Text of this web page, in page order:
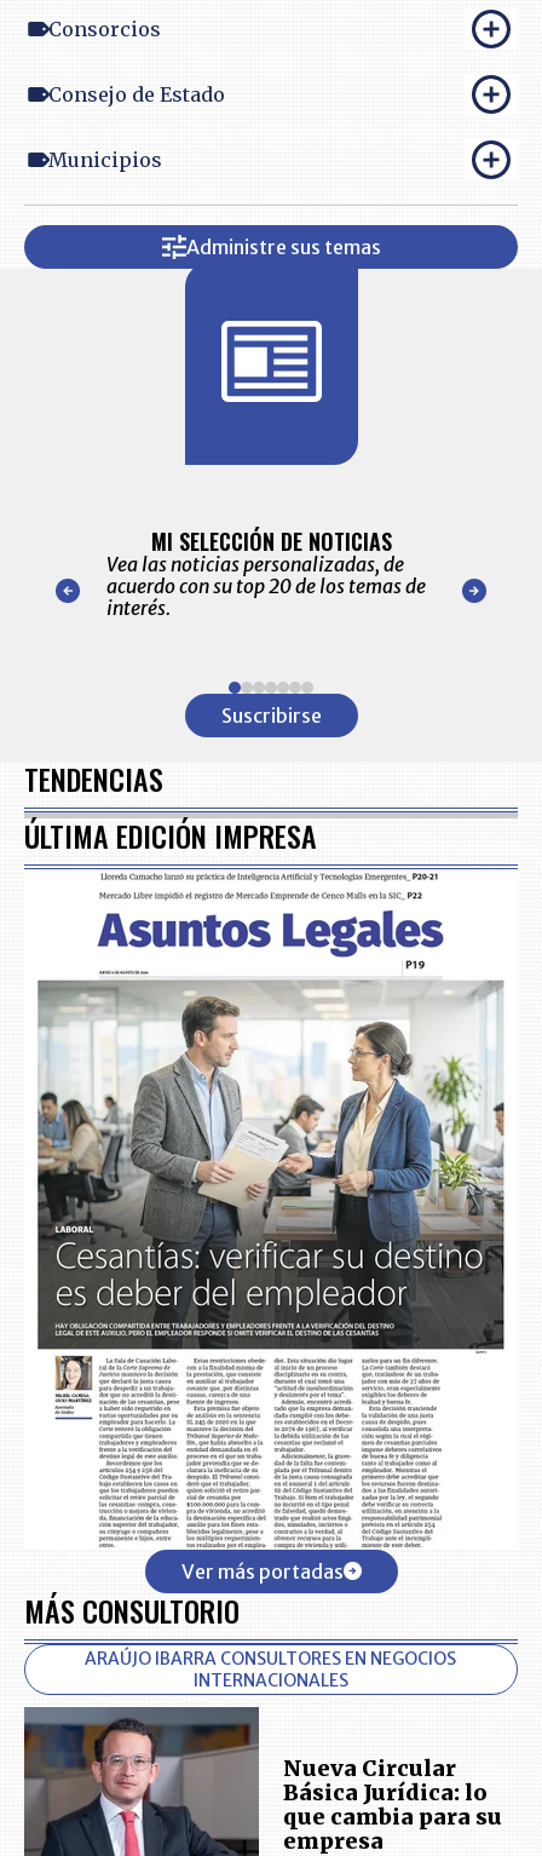
Consorcios
Consejo de Estado
Municipios
Administre sus temas
nuestro
para
MI SELECCIÓN DE NOTICIAS
Vea las noticias personalizadas, de
acuerdo con su top 20 de los temas de
interés.
de las
Suscribirse
TENDENCIAS
ÚLTIMA EDICIÓN IMPRESA
Ver más portadas
MÁS CONSULTORIO
ARAÚJO IBARRA CONSULTORES EN NEGOCIOS
INTERNACIONALES
Nueva Circular
Básica Jurídica: lo
que cambia para su
empresa